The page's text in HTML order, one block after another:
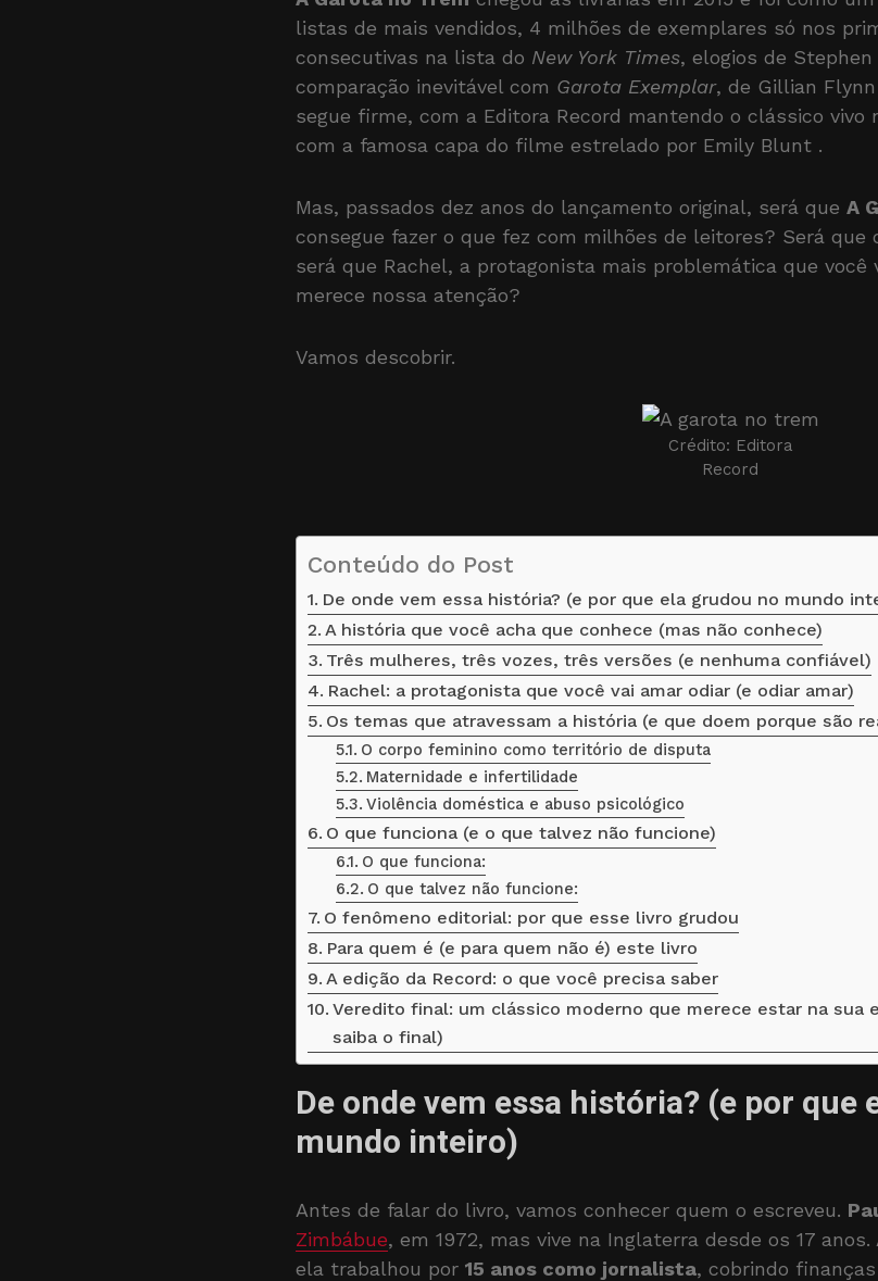
listas de mais vendidos, 4 milhões de exemplares só nos
consecutivas na lista do New York Times, elogios de
comparação inevitável com Garota Exemplar, de Gillian Flynn
segue firme, com a Editora Record mantendo o clássico
com a famosa capa do filme estrelado por Emily Blunt .
Mas, passados dez anos do lançamento original, será que A
consegue fazer o que fez com milhões de leitores? Será que
será que Rachel, a protagonista mais problemática que você
merece nossa atenção?
Vamos descobrir.
Crédito: Editora
Record
Conteúdo do Post
De onde vem essa história? (e por que ela grudou no mundo
A história que você acha que conhece (mas não conhece)
Três mulheres, três vozes, três versões (e nenhuma confiável)
Rachel: a protagonista que você vai amar odiar (e odiar amar)
Os temas que atravessam a história (e que doem porque são
O corpo feminino como território de disputa
Maternidade e infertilidade
Violência doméstica e abuso psicológico
O que funciona (e o que talvez não funcione)
O que funciona:
O que talvez não funcione:
O fenômeno editorial: por que esse livro grudou
Para quem é (e para quem não é) este livro
A edição da Record: o que você precisa saber
Veredito final: um clássico moderno que merece estar na sua
saiba o final)
De onde vem essa história? (e por que
mundo inteiro)
Antes de falar do livro, vamos conhecer quem o escreveu.
Zimbábue, em 1972, mas vive na Inglaterra desde os 17
ela trabalhou por 15 anos como jornalista, cobrindo